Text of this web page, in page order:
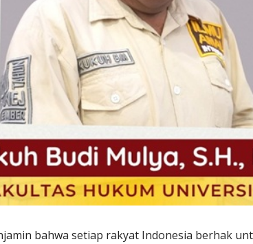
bahwa setiap rakyat Indonesia berhak